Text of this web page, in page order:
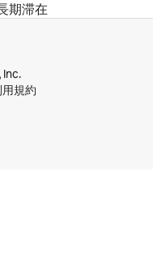
期滞在
規約